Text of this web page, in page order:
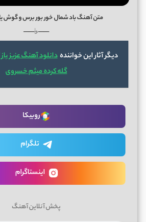
متن آهنگ باد شمال خور بور برس و گوش
──♭──
دیگر آثار این خوانندهدانلود آهنگ عزیز
گله کرده میثم خسروی
روبیکا
تلگرام
اینستاگرام
پخش آنلاین آهنگ